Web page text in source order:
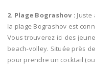
2. Plage Bograshov :
la plage Bograshov est
Vous trouverez ici des
beach-volley. Située près
pour prendre un cocktail